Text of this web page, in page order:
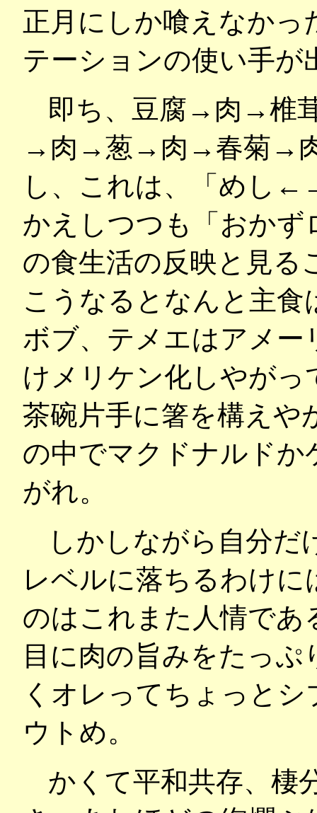
正月にしか喰えなか
テーションの使い手が
即ち、豆腐→肉→椎
→肉→葱→肉→春菊→肉
し、これは、「めし
かえしつつも「おかず
の食生活の反映と見る
こうなるとなんと主
ボブ、テメエはアメー
けメリケン化しやが
茶碗片手に箸を構えや
の中でマクドナルド
がれ。
しかしながら自分だ
レベルに落ちるわけ
のはこれまた人情であ
目に肉の旨みをたっ
くオレってちょっと
ウトめ。
かくて平和共存、棲